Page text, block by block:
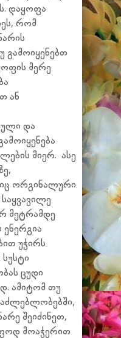
დაყოფა
რომ
გამოიყენებთ
მერე
ან
და
მიერ. ასე
ორგინალური
მეტრამდე
ენერგია
უჭირს
ცუდი
ამიტომ თუ
შეიძინეთ,
მოაჭერით